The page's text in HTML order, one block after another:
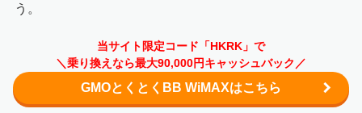
う。
当サイト限定コード「HKRK」で
＼乗り換えなら最大90,000円キャッシュバック／
GMOとくとくBB WiMAXはこちら